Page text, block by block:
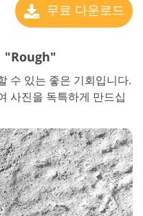
무료 다운로드
"Rough"
수 있는 좋은 기회입니다.
사진을 독특하게 만드십